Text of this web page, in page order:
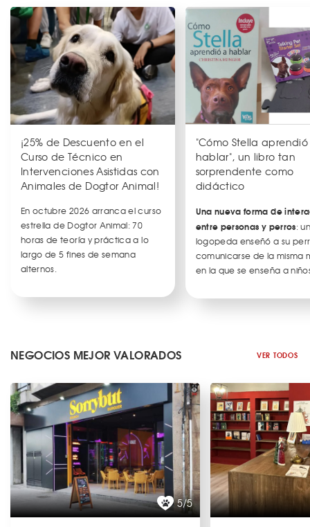
¡25% de Descuento en el
Curso de Técnico en
Intervenciones Asistidas con
Animales de Dogtor Animal!
En octubre 2026 arranca el curso
estrella de Dogtor Animal: 70
horas de teoría y práctica a lo
largo de 5 fines de semana
alternos.
"Cómo Stella
hablar", un libro tan
sorprendente como
didáctico
Una nueva forma de
entre personas y perros:
logopeda enseñó a su
comunicarse de la misma
en la que se enseña a
NEGOCIOS MEJOR VALORADOS VER TODOS
5/5